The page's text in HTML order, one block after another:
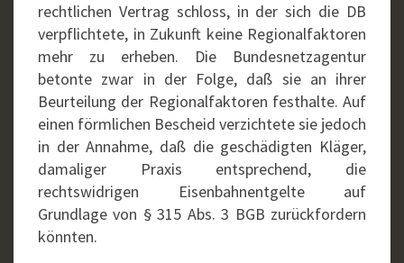
rechtlichen Vertrag schloss, in der sich die DB
verpflichtete, in Zukunft keine Regionalfaktoren
mehr zu erheben. Die Bundesnetzagentur
betonte zwar in der Folge, daß sie an ihrer
Beurteilung der Regionalfaktoren festhalte. Auf
einen förmlichen Bescheid verzichtete sie jedoch
in der Annahme, daß die geschädigten Kläger,
damaliger Praxis entsprechend, die
rechtswidrigen Eisenbahnentgelte auf
Grundlage von § 315 Abs. 3 BGB zurückfordern
könnten.